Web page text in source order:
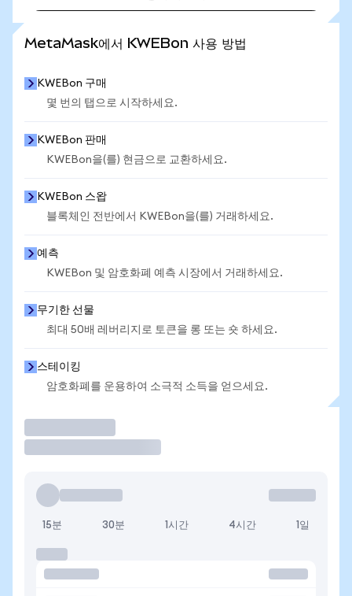
MetaMask에서 KWEBon 사용 방법
KWEBon 구매
몇 번의 탭으로 시작하세요.
KWEBon 판매
KWEBon을(를) 현금으로 교환하세요.
KWEBon 스왑
블록체인 전반에서 KWEBon을(를) 거래하세요.
예측
KWEBon 및 암호화폐 예측 시장에서 거래하세요.
무기한 선물
최대 50배 레버리지로 토큰을 롱 또는 숏 하세요.
스테이킹
암호화폐를 운용하여 소극적 소득을 얻으세요.
15분 30분 1시간 4시간 1일